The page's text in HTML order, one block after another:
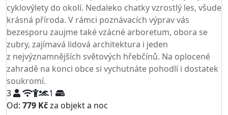
cyklovýlety do okolí. Nedaleko chatky vzrostlý les, všude
krásná příroda. V rámci poznávacích výprav vás
bezesporu zaujme také vzácné arboretum, obora se
zubry, zajímavá lidová architektura i jeden
z nejvýznamnějších světových hřebčínů. Na oplocené
zahradě na konci obce si vychutnáte pohodlí i dostatek
soukromí.
3
1
Od: 779 Kčza objekt a noc